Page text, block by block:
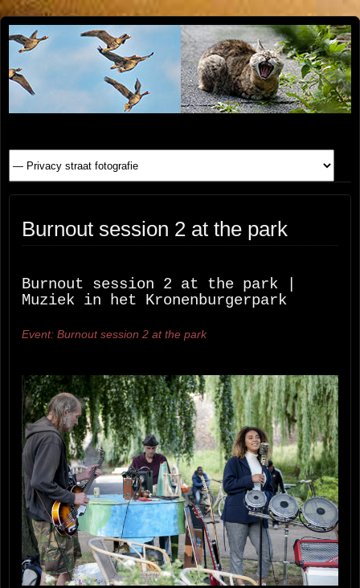
Henk
Beenen
FOTOSITE: CONCERT, STRAAT, SERIE, PEOPLE, REIS
FOTOGRAFIE
Burnout session 2 at the park
Burnout session 2 at the park |
Muziek in het Kronenburgerpark
Event: Burnout session 2 at the park